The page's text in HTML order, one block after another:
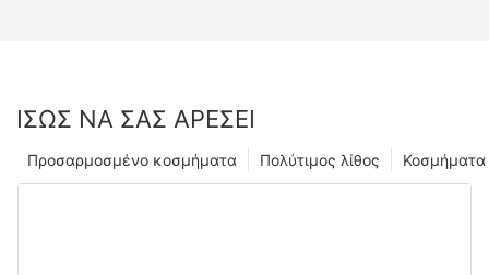
ΊΣΩΣ ΝΑ ΣΑΣ ΑΡΈΣΕΙ
Πολύτιμος λίθος
Προσαρμοσμένο κοσμήματα